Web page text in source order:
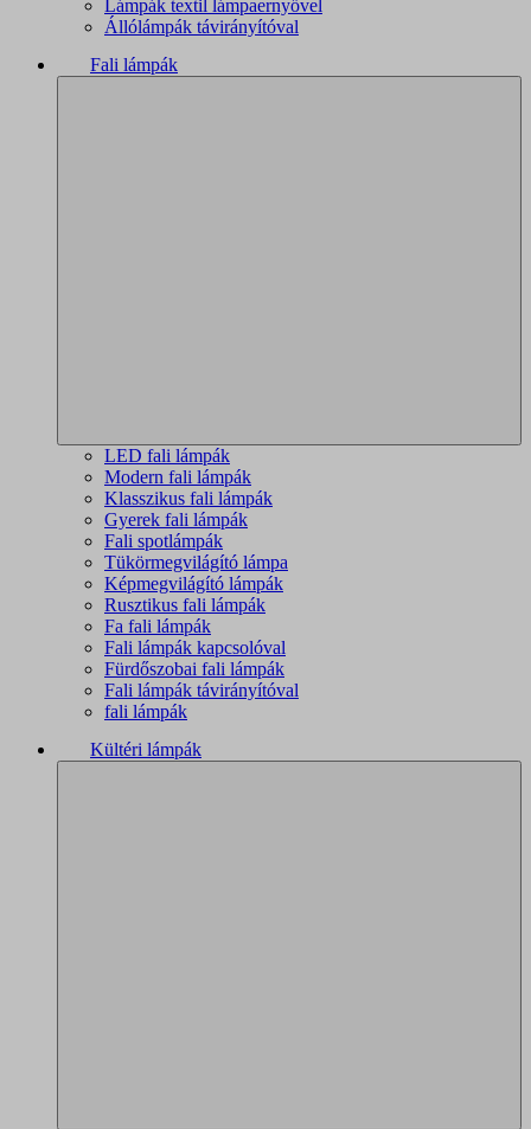
Lámpák textil lámpaernyővel
Állólámpák távirányítóval
Fali lámpák
LED fali lámpák
Modern fali lámpák
Klasszikus fali lámpák
Gyerek fali lámpák
Fali spotlámpák
Tükörmegvilágító lámpa
Képmegvilágító lámpák
Rusztikus fali lámpák
Fa fali lámpák
Fali lámpák kapcsolóval
Fürdőszobai fali lámpák
Fali lámpák távirányítóval
fali lámpák
Kültéri lámpák